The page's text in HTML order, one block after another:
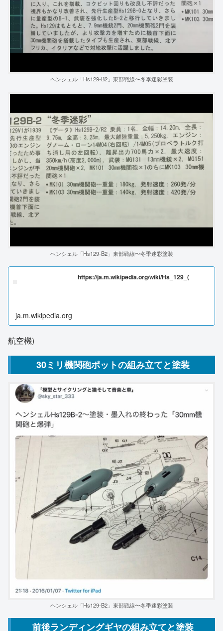
ヘンシェル「Hs129-B2」東部戦線〜冬季迷彩塗装
ヘンシェル「Hs129-B2」東部戦線〜冬季迷彩塗装
https://ja.m.wikipedia.org/wiki/Hs_129_(
ja.m.wikipedia.org
航空機)
30ミリ機関砲ポットの組み立てと塗装
ヘンシェル「Hs129-B2」東部戦線〜冬季迷彩塗装
前後ランディングギヤの組み立てと塗装